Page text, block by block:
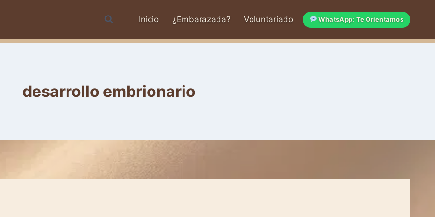
Inicio ¿Embarazada? Voluntariado WhatsApp: Te Orientamos
desarrollo embrionario